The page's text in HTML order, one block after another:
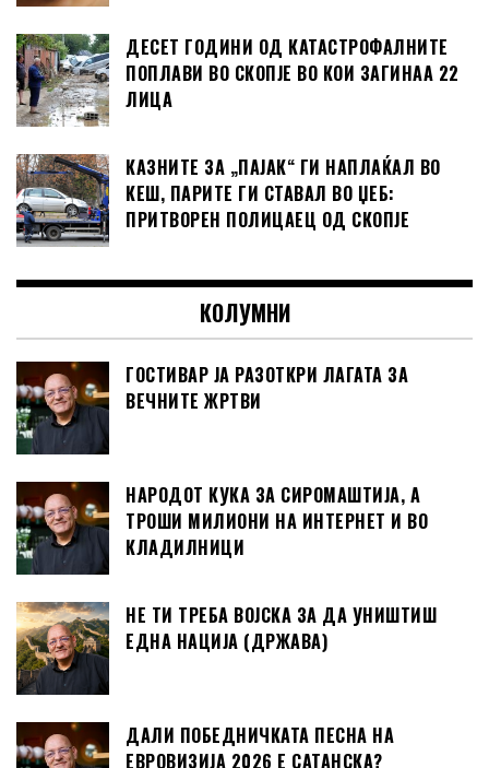
ДЕСЕТ ГОДИНИ ОД КАТАСТРОФАЛНИТЕ
ПОПЛАВИ ВО СКОПЈЕ ВО КОИ ЗАГИНАА 22
ЛИЦА
КАЗНИТЕ ЗА „ПАЈАК“ ГИ НАПЛАЌАЛ ВО
КЕШ, ПАРИТЕ ГИ СТАВАЛ ВО ЏЕБ:
ПРИТВОРЕН ПОЛИЦАЕЦ ОД СКОПЈЕ
КОЛУМНИ
ГОСТИВАР ЈА РАЗОТКРИ ЛАГАТА ЗА
ВЕЧНИТЕ ЖРТВИ
НАРОДОТ КУКА ЗА СИРОМАШТИЈА, А
ТРОШИ МИЛИОНИ НА ИНТЕРНЕТ И ВО
КЛАДИЛНИЦИ
НЕ ТИ ТРЕБА ВОЈСКА ЗА ДА УНИШТИШ
ЕДНА НАЦИЈА (ДРЖАВА)
ДАЛИ ПОБЕДНИЧКАТА ПЕСНА НА
ЕВРОВИЗИЈА 2026 Е САТАНСКА?